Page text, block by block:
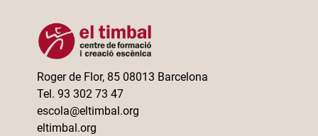
Roger de Flor, 85 08013 Barcelona
Tel. 93 302 73 47
escola@eltimbal.org
eltimbal.org